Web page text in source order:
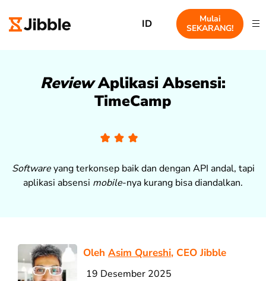
ID
Mulai
SEKARANG!
ReviewAplikasi Absensi:
TimeCamp
Softwareyang terkonsep baik dan dengan API andal, tapi
aplikasi absensi mobile-nya kurang bisa diandalkan.
Oleh Asim Qureshi, CEO Jibble
19 Desember 2025